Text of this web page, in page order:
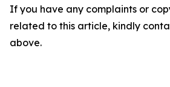
If you have any complaints or
related to this article, kindly
above.